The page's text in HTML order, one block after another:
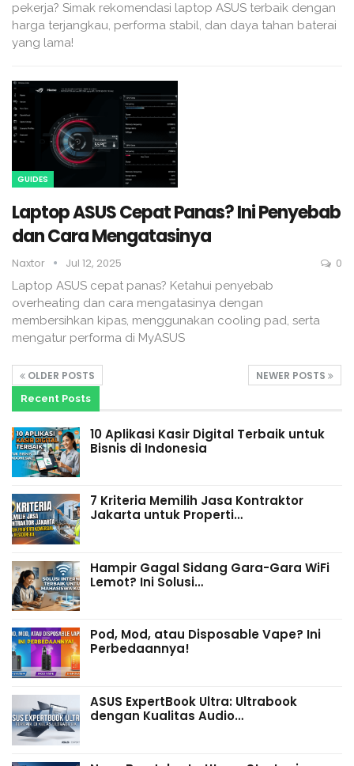
pekerja? Simak rekomendasi laptop ASUS terbaik dengan
harga terjangkau, performa stabil, dan daya tahan baterai
yang lama!
GUIDES
Laptop ASUS Cepat Panas? Ini Penyebab
dan Cara Mengatasinya
Naxtor Jul 12, 2025 0
Laptop ASUS cepat panas? Ketahui penyebab
overheating dan cara mengatasinya dengan
membersihkan kipas, menggunakan cooling pad, serta
mengatur performa di MyASUS
OLDER POSTS NEWER POSTS
Recent Posts
10 Aplikasi Kasir Digital Terbaik untuk
Bisnis di Indonesia
7 Kriteria Memilih Jasa Kontraktor
Jakarta untuk Properti…
Hampir Gagal Sidang Gara-Gara WiFi
Lemot? Ini Solusi…
Pod, Mod, atau Disposable Vape? Ini
Perbedaannya!
ASUS ExpertBook Ultra: Ultrabook
dengan Kualitas Audio…